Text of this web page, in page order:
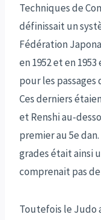
Techniques de
définissait un
Fédération
en 1952 et en
pour les
Ces derniers
et Renshi au-
premier au 5e
grades était ainsi
comprenait pas
Toutefois le Judo